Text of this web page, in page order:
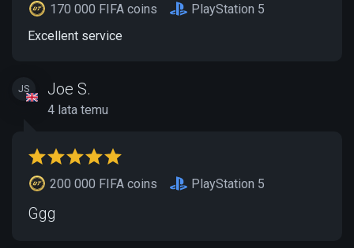
170 000 FIFA coins
PlayStation 5
Excellent service
JS Joe S.
4 lata temu
200 000 FIFA coins PlayStation 5
Ggg